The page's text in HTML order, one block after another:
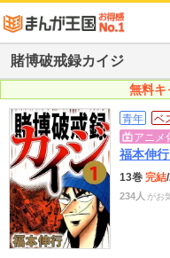
賭博破戒録カイジ
無料キ
青年 ベ
アニメ
福本伸行
13巻 完結
234人 がお